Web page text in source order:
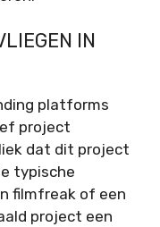
IN
platforms
project
dat dit project
typische
filmfreak of een
project een